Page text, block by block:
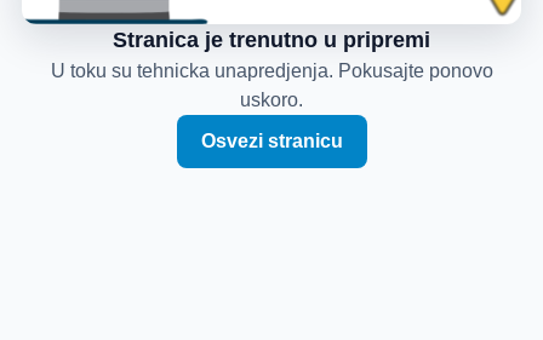
Stranica je trenutno u pripremi
U toku su tehnicka unapredjenja. Pokusajte ponovo
uskoro.
Osvezi stranicu